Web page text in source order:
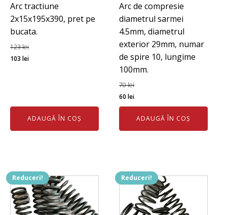
Arc tractiune
2x15x195x390, pret pe
bucata.
123lei
Prețul
123 lei.
103 leiPrețul
ADAUGĂ ÎN COȘ
Arc de compresie
diametrul sarmei
4.5mm, diametrul
exterior 29mm, numar
de spire 10, lungime
100mm.
70lei
Prețul
inițial
fost:
60leiPrețul
curent
este:
60 lei.
ADAUGĂ ÎN COȘ
Reduceri! Reduceri!